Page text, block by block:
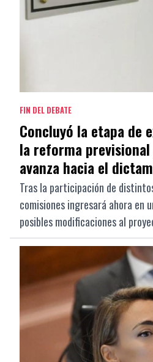
FIN DEL DEBATE
Concluyó la etapa de
la reforma previsional
avanza hacia el
Tras la participación de
comisiones ingresará ahora en
posibles modificaciones al